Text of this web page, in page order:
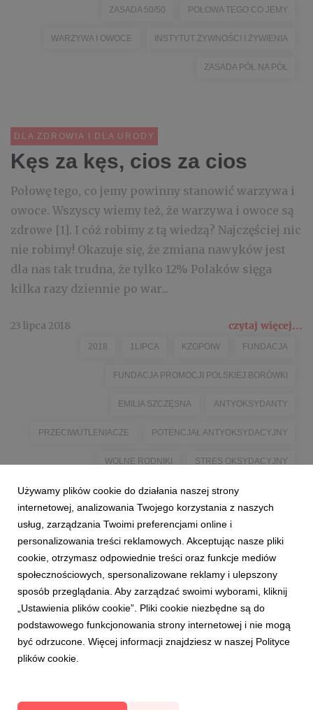
ZASADA 50/50 POŁOWA TEGO CO JEMY
WARZYWA I OWOCE INSTYTUT ŻYWNOŚCI I ŻYWIENIA
ZASADA PÓŁ NA PÓŁ
DLA ZDROWIA I DLA URODY
Kęs za kęs, cios za cios
Połowę tego, co jemy powinny stanowić warzywa i
owoce. Wszyscy wiemy też, że warzywa i owoce są
zdrowe [1]. I cóż robimy z tą wiedzą? Najczęściej nic
nie robimy! Okazuje się, że zmiana nawyków jest
dla nas tak trudna, że tylko 12% Polaków sięga
kilka razy dziennie po war...
23 lipca 2018 czytaj więcej...
2018 1LIPCA KZGPOIW FUNDACJA
FUNDACJA PROMOCJI POLSKIEJ BORÓWKI
EMILIA SZCZĘSNA ANTYOKSYDANTY
PRZECIWUTLENIACZE POTENCJAŁ ANTYOKSYDACYJNY
WOLNE RODNIKI STRES OKSYDACYJNY
WARZYWA I OWOCE POŁOWA TEGO CO JEMY
ZASADA 50/50
INSTYTUT ŻYWNOŚCI I ŻYWIENIA ZASADA PÓŁ NA PÓŁ
Używamy plików cookie do działania naszej strony
internetowej, analizowania Twojego korzystania z naszych
usług, zarządzania Twoimi preferencjami online i
personalizowania treści reklamowych. Akceptując nasze pliki
cookie, otrzymasz odpowiednie treści oraz funkcje mediów
społecznościowych, spersonalizowane reklamy i ulepszony
sposób przeglądania. Aby zarządzać swoimi wyborami, kliknij
„Ustawienia plików cookie”. Pliki cookie niezbędne są do
podstawowego funkcjonowania strony internetowej i nie mogą
być odrzucone. Więcej informacji znajdziesz w naszej Polityce
plików cookie.